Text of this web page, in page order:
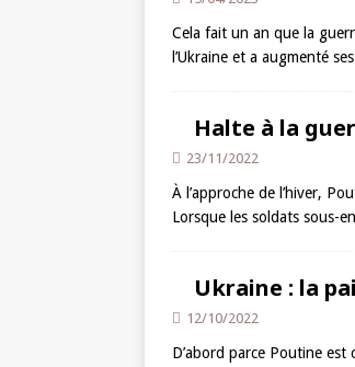
Cela fait un an que la
l’Ukraine et a augmenté
Halte à la
23/11/2022
À l’approche de l’hiver,
Lorsque les soldats sous-
Ukraine : la
12/10/2022
D’abord parce Poutine est